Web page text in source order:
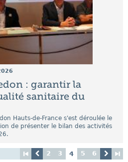
: garantir la
sanitaire du
Hauts-de-France s'est déroulée le
de présenter le bilan des activités
2 3 4 5 6